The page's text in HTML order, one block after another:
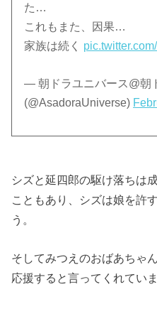
た…
これもまた、因果…
家族は続く
— 朝ドラユニバース@朝
(@AsadoraUniverse)
シズと延四郎の駆け落ちは
こともあり、シズは娘を許
う。
そしてみつえのおばあちゃ
応援すると言ってくれていま